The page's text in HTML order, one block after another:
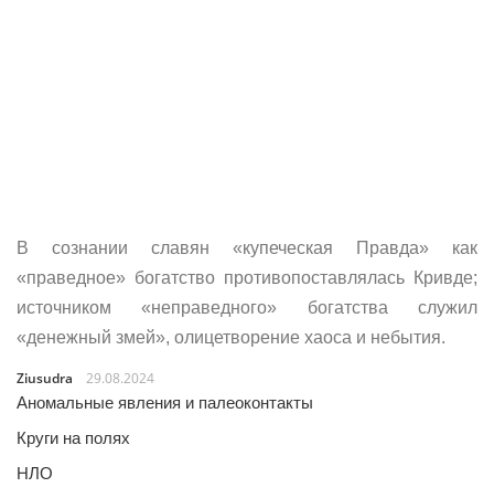
В сознании славян «купеческая Правда» как
«праведное» богатство противопоставлялась Кривде;
источником «неправедного» богатства служил
«денежный змей», олицетворение хаоса и небытия.
Ziusudra
29.08.2024
Аномальные явления и палеоконтакты
Круги на полях
НЛО